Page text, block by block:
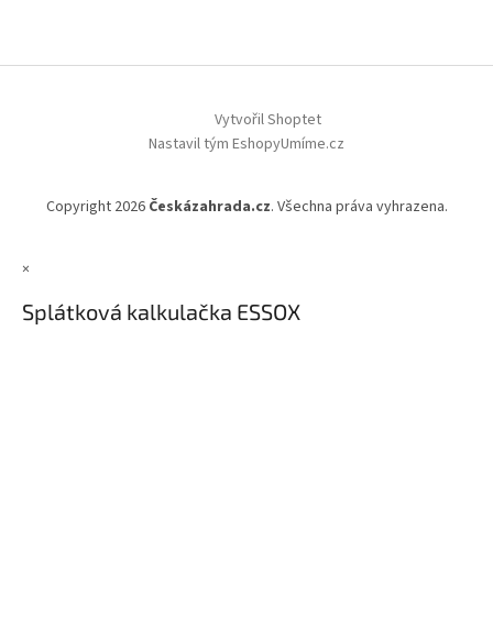
Vytvořil Shoptet
Nastavil tým EshopyUmíme.cz
Copyright 2026 Českázahrada.cz. Všechna práva vyhrazena.
×
Splátková kalkulačka ESSOX